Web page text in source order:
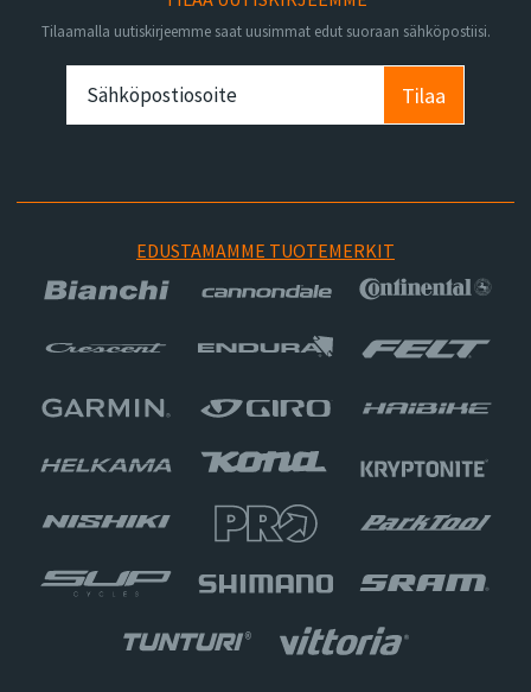
Tilaamalla uutiskirjeemme saat uusimmat edut suoraan sähköpostiisi.
Tilaa
EDUSTAMAMME TUOTEMERKIT